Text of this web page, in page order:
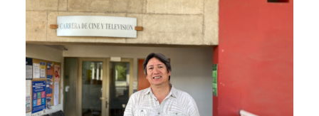
PERIODISMO
Estudiantes Académicos